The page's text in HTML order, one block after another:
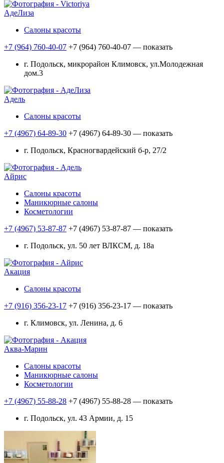
АдеЛиза
Салоны красоты
+7 (964) 760-40-07 +7 (964) 760-40-07 — показать
г. Подольск, микрорайон Климовск, ул.Молодежная
дом.3
Адель
Салоны красоты
+7 (4967) 64-89-30 +7 (4967) 64-89-30 — показать
г. Подольск, Красногвардейский б-р, 27/2
Айрис
Салоны красоты
Маникюрные салоны
Косметологии
+7 (4967) 53-87-87 +7 (4967) 53-87-87 — показать
г. Подольск, ул. 50 лет ВЛКСМ, д. 18а
Акация
Салоны красоты
+7 (916) 356-23-17 +7 (916) 356-23-17 — показать
г. Климовск, ул. Ленина, д. 6
Аква-Марин
Салоны красоты
Маникюрные салоны
Косметологии
+7 (4967) 55-88-28 +7 (4967) 55-88-28 — показать
г. Подольск, ул. 43 Армии, д. 15